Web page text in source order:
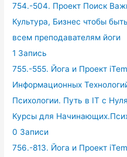
754.-504. Проект Поиск
Культура, Бизнес чтобы
всем преподавателям йоги
1 Запись
755.-555. Йога и Проект
Информационных
Психологии. Путь в IT с
Курсы для
0 Записи
756.-813. Йога и Проект